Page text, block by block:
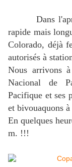
Dans l'après-
rapide mais
Colorado, déjà
autorisés à
Nous arrivons
Nacional de
Pacifique et ses
et bivouaquons
En quelques
m. !!!